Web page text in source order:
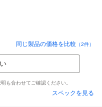
同じ製品の価格を比較 （2件）
も合わせてご確認ください。
スペックを見る